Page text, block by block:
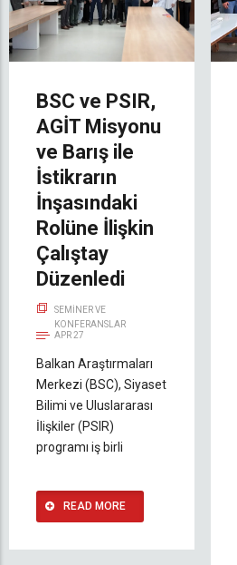
BSC ve PSIR,
AGİT Misyonu
ve Barış ile
İstikrarın
İnşasındaki
Rolüne İlişkin
Çalıştay
Düzenledi
SEMINER VE
KONFERANSLAR
APR 27
Balkan Araştırmaları
Merkezi (BSC), Siyaset
Bilimi ve Uluslararası
İlişkiler (PSIR)
programı iş birli
READ MORE